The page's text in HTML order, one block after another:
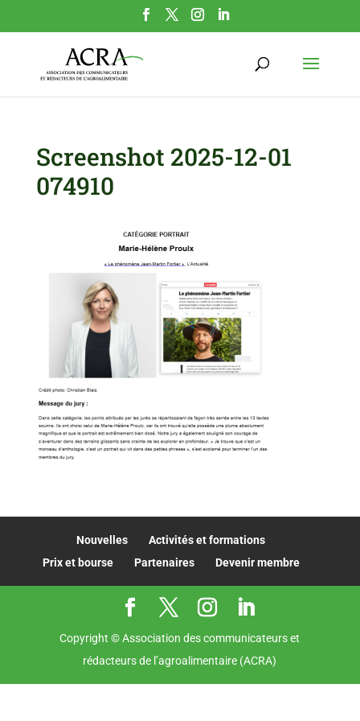
Screenshot 2025-12-01
074910
Nouvelles
Activités et formations
Prix et bourse
Partenaires Devenir membre
Copyright © Association des communicateurs et
rédacteurs de l’agroalimentaire (ACRA)